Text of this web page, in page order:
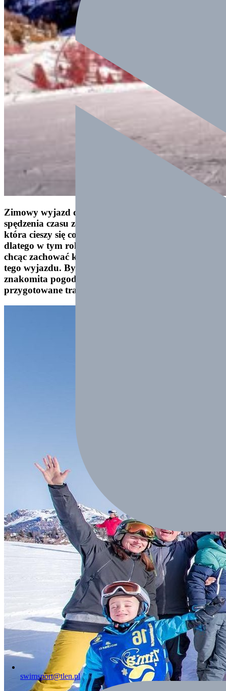
swimsport@tlen.pl
Zimowy wyjazd do Włoch to znakomita forma
spędzenia czasu ze swoim dzieckiem. Jest to impreza,
która cieszy się coraz większym zainteresowaniem,
dlatego w tym roku zorganizowaliśmy dwa turnusy
chcąc zachować kameralny i rodzinny charakter
tego wyjazdu. Był to wspaniały czas, do tego
znakomita pogoda, przepiękne góry i doskonale
przygotowane trasy narciarskie.